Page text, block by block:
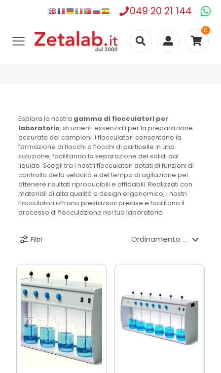
049 20 21 144
0
Esplora la nostra gamma di flocculatori per
laboratorio, strumenti essenziali per la preparazione
accurata dei campioni. I flocculatori consentono la
formazione di fiocchi o flocchi di particelle in una
soluzione, facilitando la separazione dei solidi dal
liquido. Scegli tra i nostri flocculatori dotati di funzioni di
controllo della velocità e del tempo di agitazione per
ottenere risultati riproducibili e affidabili. Realizzati con
materiali di alta qualità e design ergonomico, i nostri
flocculatori offrono prestazioni precise e facilitano il
processo di flocculazione nel tuo laboratorio.
Filtri